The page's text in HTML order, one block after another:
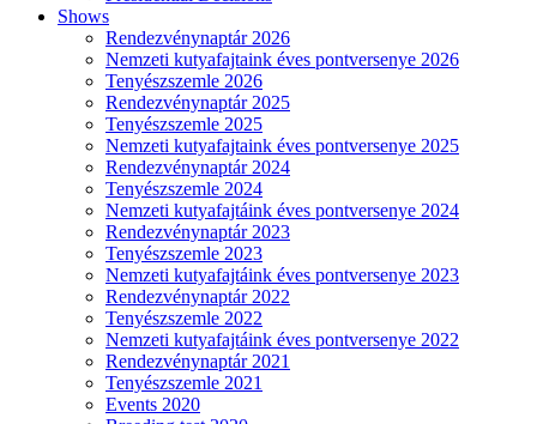
Shows
Rendezvénynaptár 2026
Nemzeti kutyafajtaink éves pontversenye 2026
Tenyészszemle 2026
Rendezvénynaptár 2025
Tenyészszemle 2025
Nemzeti kutyafajtaink éves pontversenye 2025
Rendezvénynaptár 2024
Tenyészszemle 2024
Nemzeti kutyafajtáink éves pontversenye 2024
Rendezvénynaptár 2023
Tenyészszemle 2023
Nemzeti kutyafajtáink éves pontversenye 2023
Rendezvénynaptár 2022
Tenyészszemle 2022
Nemzeti kutyafajtáink éves pontversenye 2022
Rendezvénynaptár 2021
Tenyészszemle 2021
Events 2020